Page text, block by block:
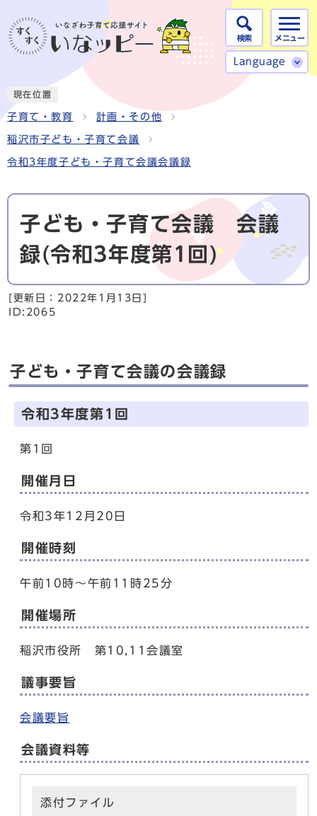
検索 メニュー
Language
現在位置
子育て・教育 計画・その他
稲沢市子ども・子育て会議
令和3年度子ども・子育て会議会議録
子ども・子育て会議 会議
録(令和3年度第1回)
[更新日： 2022年1月13日
ID:2065
子ども・子育て会議の会議録
令和3年度第1回
第1回
開催月日
令和3年12月20日
開催時刻
午前10時〜午前11時25分
開催場所
稲沢市役所 第10,11会議室
議事要旨
会議要旨
会議資料等
添付ファイル